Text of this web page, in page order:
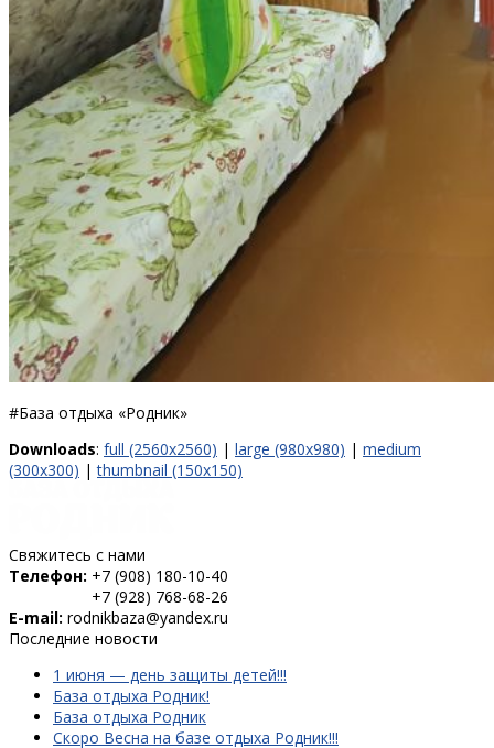
#База отдыха «Родник»
Downloads: full (2560x2560) | large (980x980) | medium
(300x300) |thumbnail (150x150)
Свяжитесь с нами
Телефон: +7 (908) 180-10-40
+7 (928) 768-68-26
E-mail: rodnikbaza@yandex.ru
Последние новости
1 июня — день защиты детей!!!
База отдыха Родник!
База отдыха Родник
Скоро Весна на базе отдыха Родник!!!